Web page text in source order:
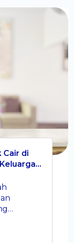
Cair di